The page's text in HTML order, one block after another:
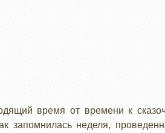
время от времени к
запомнилась неделя,